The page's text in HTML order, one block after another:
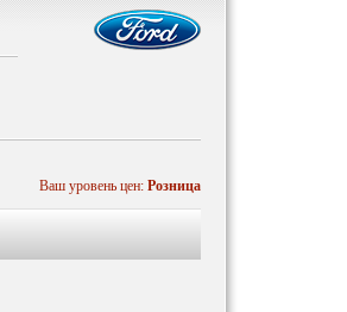
Ваш уровень цен: Розница